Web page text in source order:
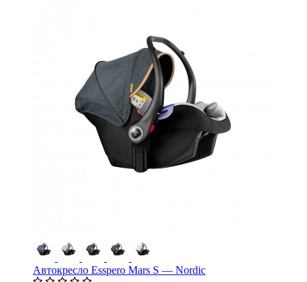
Автокресло Esspero Mars S — Nordic